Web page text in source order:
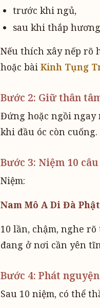
trước khi ngủ,
sau khi thắp
Nếu thích xây nếp rõ
hoặc bài Kinh Tụng
Bước 2: Giữ thân
Đứng hoặc ngồi ngay
khi đầu óc còn cuống.
Bước 3: Niệm 10
Niệm:
Nam Mô A Di Đà Phật
10 lần, chậm, nghe
đang ở nơi cần yên
Bước 4: Phát
Sau 10 niệm, có thể